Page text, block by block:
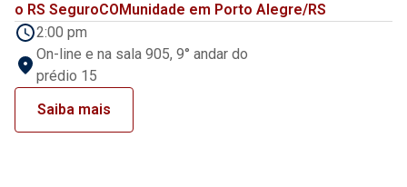
o RS SeguroCOMunidade em Porto Alegre/RS
2:00 pm
On-line e na sala 905, 9° andar do
prédio 15
Saiba mais